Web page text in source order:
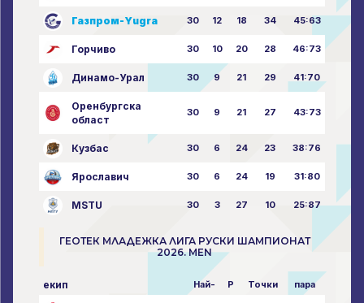
Газпром-Yugra 30 12 18 34 45:63
Горчиво 30 10 20 28 46:73
Динамо-Урал 30 9 21 29 41:70
Оренбургска
област
30 9 21 27 43:73
Кузбас 30 6 24 23 38:76
Ярославич 30 6 24 19 31:80
MSTU 30 3 27 10 25:87
ГЕОТЕК МЛАДЕЖКА ЛИГА РУСКИ ШАМПИОНАТ
2026. MEN
екип Най- P Точки пара